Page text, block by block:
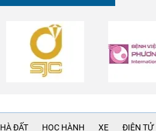
ĐẤT HỌC HÀNH XE ĐIỆN TỬ